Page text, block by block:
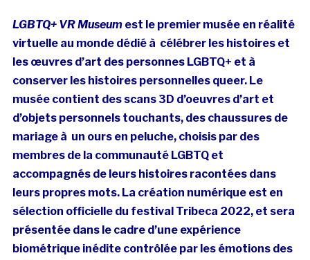
LGBTQ+ VR Museumest le premier musée en réalité
virtuelle au monde dédié à célébrer les histoires et
les œuvres d’art des personnes LGBTQ+ et à
conserver les histoires personnelles queer. Le
musée contient des scans 3D d’oeuvres d’art et
d’objets personnels touchants, des chaussures de
mariage à un ours en peluche, choisis par des
membres de la communauté LGBTQ et
accompagnés de leurs histoires racontées dans
leurs propres mots. La création numérique est en
sélection officielle du festival Tribeca 2022, et sera
présentée dans le cadre d’une expérience
biométrique inédite contrôlée par les émotions des